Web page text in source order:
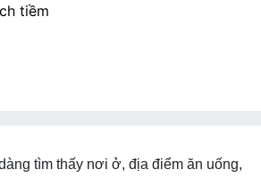
tiềm
tìm thấy nơi ở, địa điểm ăn uống,